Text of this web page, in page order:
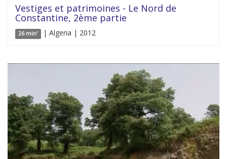
Vestiges et patrimoines - Le Nord de
Constantine, 2ème partie
26 min' | Algeria | 2012